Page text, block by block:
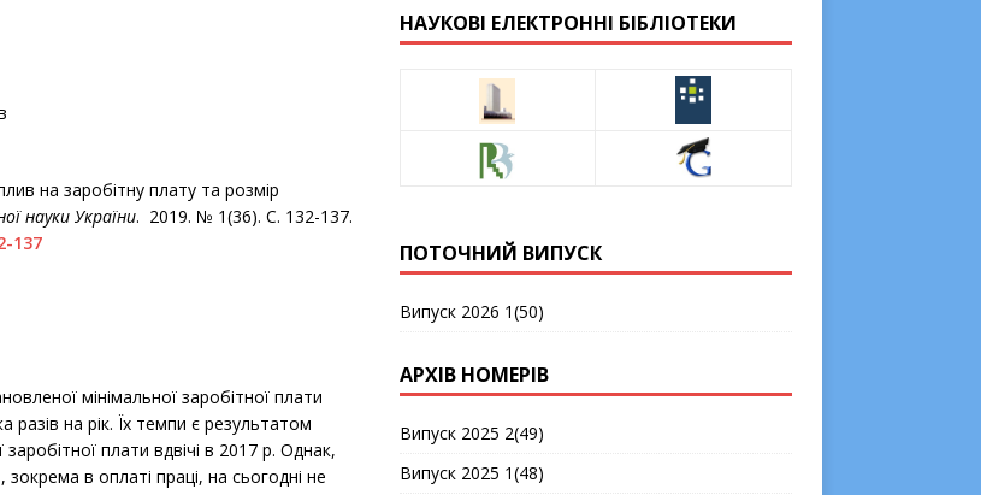
на заробітну плату та розмір
науки України. 2019. № 1(36). С. 132-137.
137
мінімальної заробітної плати
разів на рік. Їх темпи є результатом
плати вдвічі в 2017 р. Однак,
зокрема в оплаті праці, на сьогодні не
НАУКОВІ ЕЛЕКТРОННІ БІБЛІОТЕКИ
ПОТОЧНИЙ ВИПУСК
Випуск 2026 1(50)
АРХІВ НОМЕРІВ
Випуск 2025 2(49)
Випуск 2025 1(48)